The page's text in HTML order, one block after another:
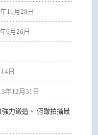
11月28日
6月26日
日
年12月31日
力鍛造、 俯瞰拍攝最